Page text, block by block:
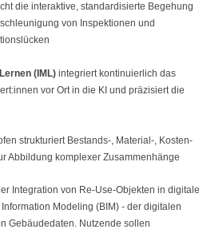
die interaktive, standardisierte Begehung
von Inspektionen und
(IML)integriert kontinuierlich das
vor Ort in die KI und präzisiert die
strukturiert Bestands-, Material-, Kosten-
Abbildung komplexer Zusammenhänge
Integration von Re-Use-Objekten in digitale
Modeling (BIM) - der digitalen
Gebäudedaten. Nutzende sollen